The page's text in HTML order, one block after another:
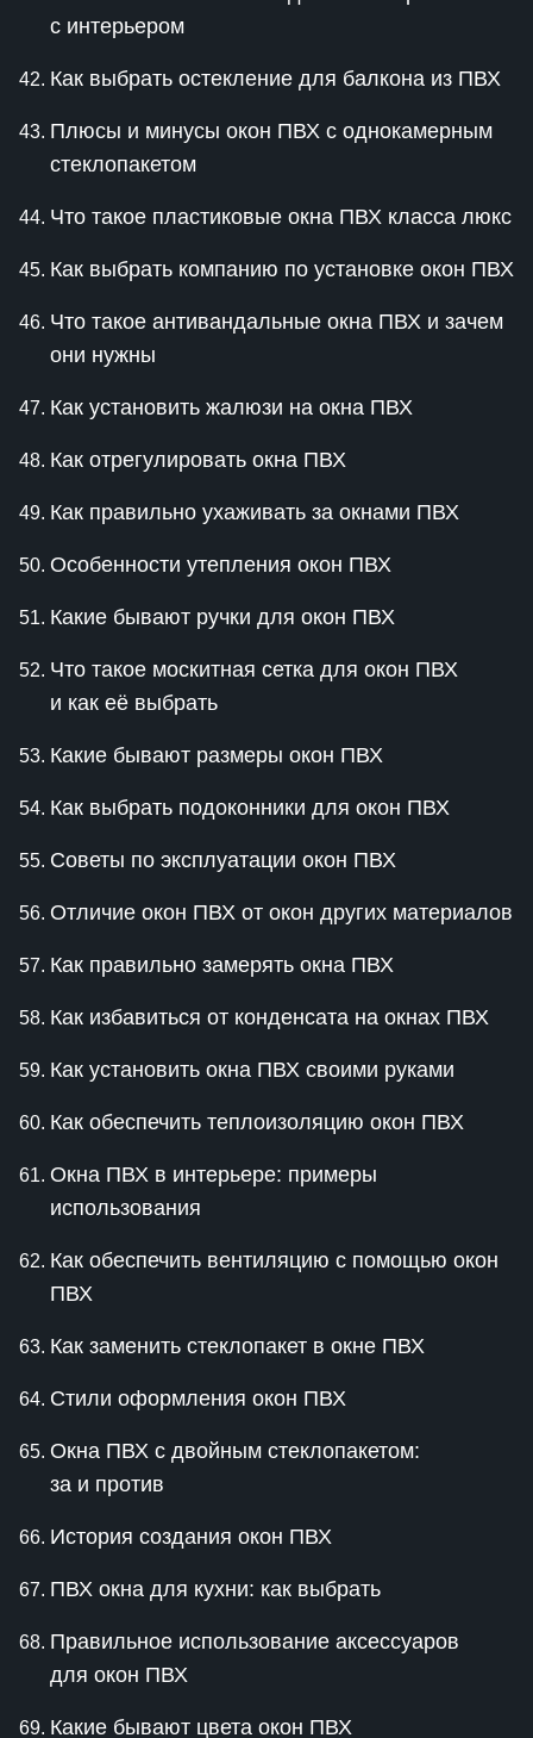
с интерьером
Как выбрать остекление для балкона из ПВХ
Плюсы и минусы окон ПВХ с однокамерным
стеклопакетом
Что такое пластиковые окна ПВХ класса люкс
Как выбрать компанию по установке окон ПВХ
Что такое антивандальные окна ПВХ и зачем
они нужны
Как установить жалюзи на окна ПВХ
Как отрегулировать окна ПВХ
Как правильно ухаживать за окнами ПВХ
Особенности утепления окон ПВХ
Какие бывают ручки для окон ПВХ
Что такое москитная сетка для окон ПВХ
и как её выбрать
Какие бывают размеры окон ПВХ
Как выбрать подоконники для окон ПВХ
Советы по эксплуатации окон ПВХ
Отличие окон ПВХ от окон других материалов
Как правильно замерять окна ПВХ
Как избавиться от конденсата на окнах ПВХ
Как установить окна ПВХ своими руками
Как обеспечить теплоизоляцию окон ПВХ
Окна ПВХ в интерьере: примеры
использования
Как обеспечить вентиляцию с помощью окон
ПВХ
Как заменить стеклопакет в окне ПВХ
Стили оформления окон ПВХ
Окна ПВХ с двойным стеклопакетом:
за и против
История создания окон ПВХ
ПВХ окна для кухни: как выбрать
Правильное использование аксессуаров
для окон ПВХ
Какие бывают цвета окон ПВХ